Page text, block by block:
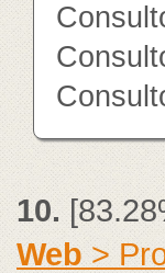
10.
Web>